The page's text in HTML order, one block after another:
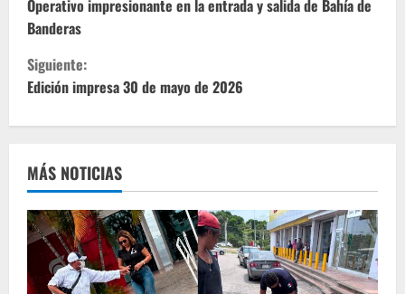
i
g
u
e
l
e
y
e
Operativo impresionante en la entrada y salida de Bahía de
Banderas
Siguiente:
Edición impresa 30 de mayo de 2026
MÁS NOTICIAS